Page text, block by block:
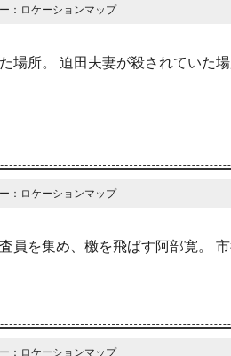
ロケーションマップ
場所。 迫田夫妻が殺されていた
ロケーションマップ
員を集め、檄を飛ばす阿部寛。 市
ロケーションマップ